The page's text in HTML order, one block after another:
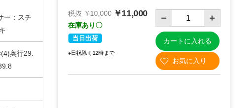
ー：スチ
奥行29.
税抜 ￥10,000 ￥11,000
在庫あり〇
当日出荷
※日祝除く12時まで
カートに入れる